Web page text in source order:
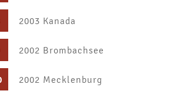
2003 Kanada
2002 Brombachsee
2002 Mecklenburg